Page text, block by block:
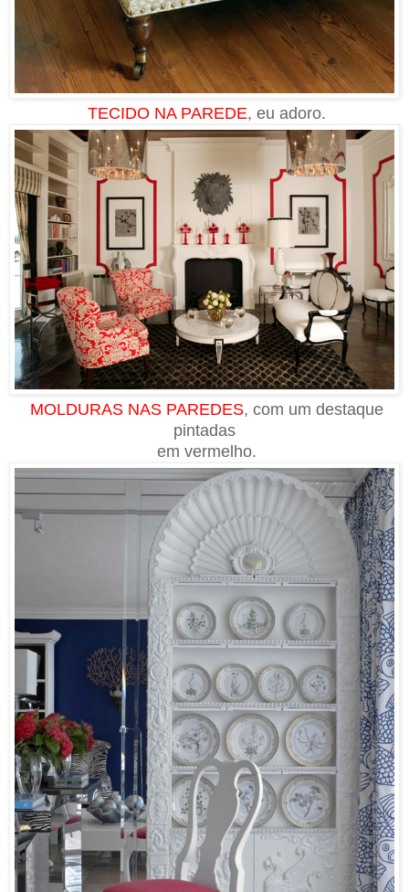
TECIDO NA PAREDE, eu adoro.
MOLDURAS NAS PAREDES, com um destaque
pintadas
em vermelho.